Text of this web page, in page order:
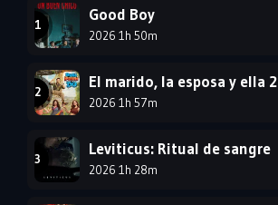
1999
1996
1990
1984
Good Boy
2026 1h 50m
El marido, la esposa y ella 2
2026 1h 57m
Leviticus: Ritual de sangre
2026 1h 28m